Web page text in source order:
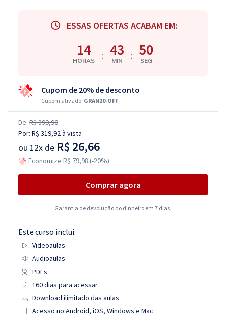
ESSAS OFERTAS ACABAM EM:
14
HORAS : 43
MIN : 49
SEG
Cupom de 20% de desconto
Cupom ativado: GRAN20-OFF
De: R$ 399,90
Por: R$ 319,92à vista
ou 12x de R$ 26,66
Economize R$ 79,98 (-20%)
Comprar agora
Garantia de devolução do dinheiro em 7 dias.
Este curso inclui:
Videoaulas
Audioaulas
PDFs
160 dias para acessar
Download ilimitado das aulas
Acesso no Android, iOS, Windows e Mac